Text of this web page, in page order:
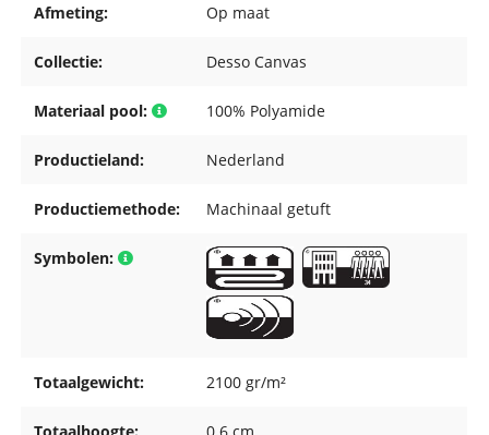
Afmeting: Op maat
Collectie: Desso Canvas
Materiaal pool: 100% Polyamide
Productieland: Nederland
Productiemethode: Machinaal getuft
Symbolen:
Totaalgewicht: 2100 gr/m²